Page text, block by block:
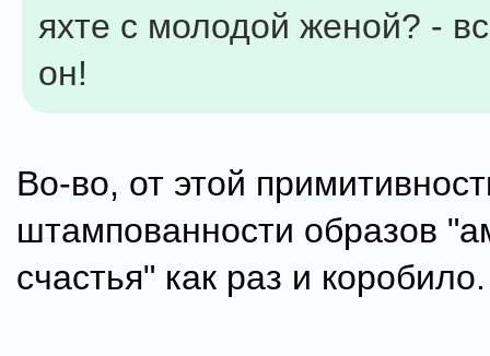
яхте с молодой женой? -
он!
Во-во, от этой
штампованности образов
счастья" как раз и коробило.